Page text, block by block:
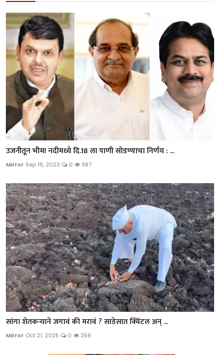
उजनीतून भीमा नदीमध्ये दि.18 ला पाणी सोडण्याचा निर्णय : ...
Mirror Sep 16, 2023 0 987
सांगा शेतकऱ्याने जगावं की मरावं ? साडेसात क्विंटल अन् ...
Mirror Oct 21, 2025 0 256